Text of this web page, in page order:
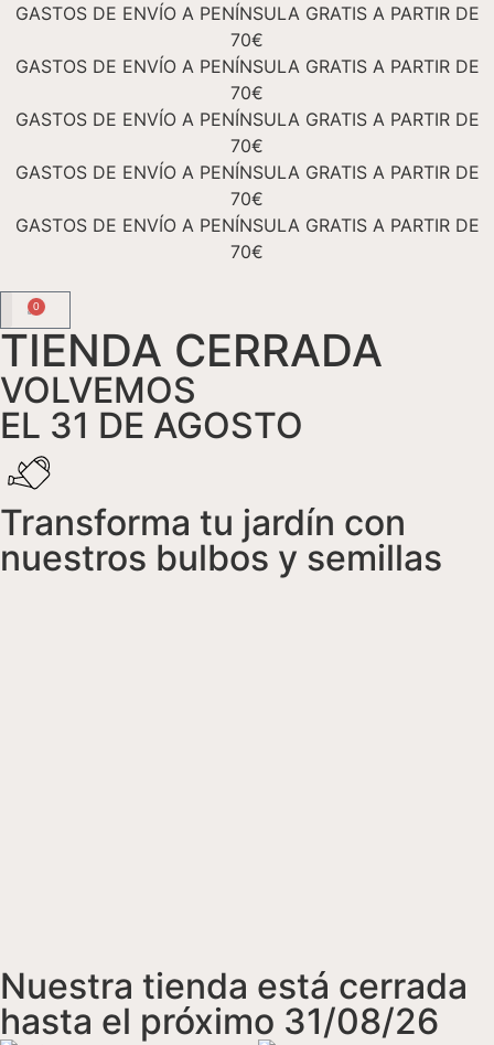
GASTOS DE ENVÍO A PENÍNSULA GRATIS A PARTIR DE
70€
GASTOS DE ENVÍO A PENÍNSULA GRATIS A PARTIR DE
70€
GASTOS DE ENVÍO A PENÍNSULA GRATIS A PARTIR DE
70€
GASTOS DE ENVÍO A PENÍNSULA GRATIS A PARTIR DE
70€
GASTOS DE ENVÍO A PENÍNSULA GRATIS A PARTIR DE
70€
0
TIENDA CERRADA
VOLVEMOS
EL 31 DE AGOSTO
Transforma tu jardín con
nuestros bulbos y semillas
Nuestra tienda está cerrada
hasta el próximo 31/08/26